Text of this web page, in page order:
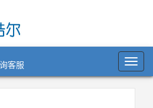
客服